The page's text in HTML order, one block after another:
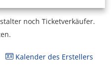
noch Ticketverkäufer.
Kalender des Erstellers